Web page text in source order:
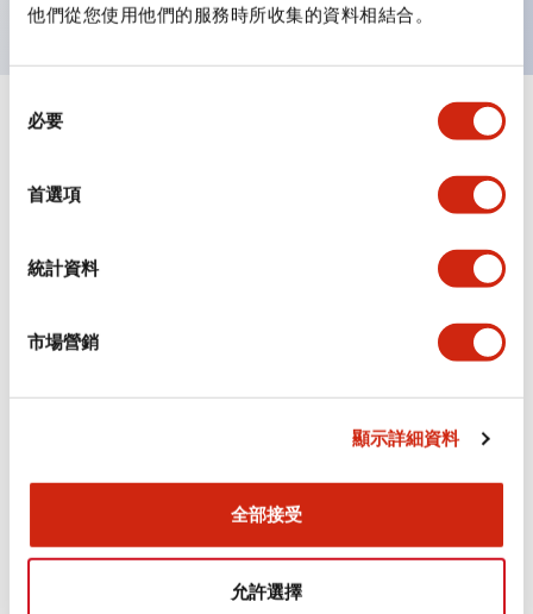
他們從您使用他們的服務時所收集的資料相結合。
必要
首選項
統計資料
市場營銷
顯示詳細資料
全部接受
允許選擇
規格 顯示全部+
環境規範
認證與標準